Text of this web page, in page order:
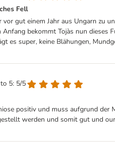
Fell
gut einem Jahr aus Ungarn zu
bekommt Tojàs nun
es super, keine Blähungen,
5: 5/5
positiv und muss aufgrund
werden und somit gut und